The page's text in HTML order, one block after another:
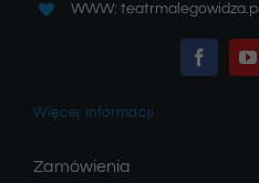
WWW: teatrmalegowidza.pl
Więcej informacji
Zamówienia